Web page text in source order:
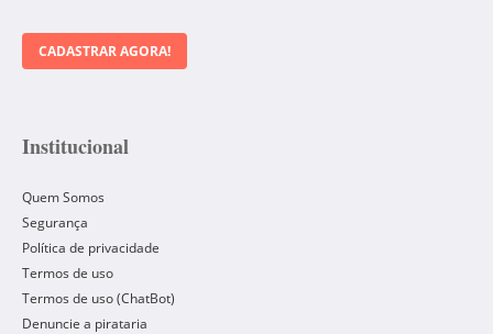
CADASTRAR AGORA!
Institucional
Quem Somos
Segurança
Política de privacidade
Termos de uso
Termos de uso (ChatBot)
Denuncie a pirataria